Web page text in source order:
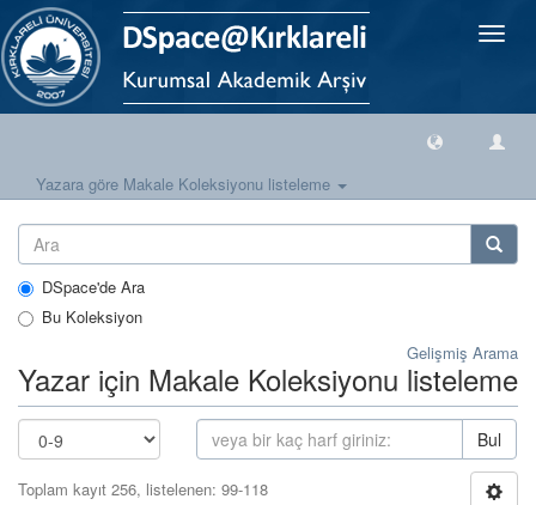
Geçiş
Yazara göre Makale Koleksiyonu listeleme
DSpace'de Ara
Bu Koleksiyon
Gelişmiş Arama
Yazar için Makale Koleksiyonu listeleme
Bul
Toplam kayıt 256, listelenen: 99-118